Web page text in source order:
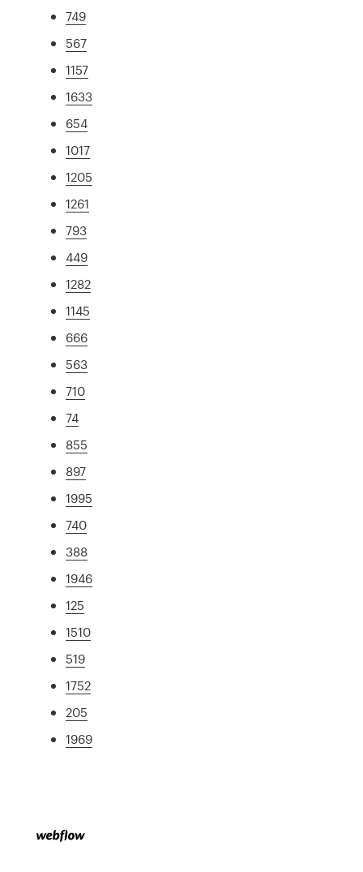
749
567
1157
1633
654
1017
1205
1261
793
449
1282
1145
666
563
710
74
855
897
1995
740
388
1946
125
1510
519
1752
205
1969